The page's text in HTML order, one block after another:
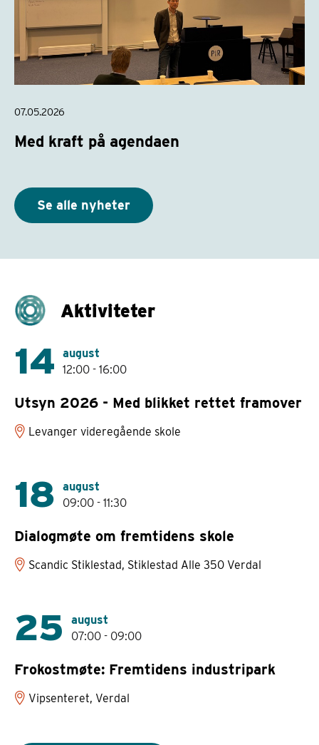
07.05.2026
Med kraft på agendaen
Se alle nyheter
Aktiviteter
14
august
12:00 - 16:00
Utsyn 2026 - Med blikket rettet framover
Levanger videregående skole
18
august
09:00 - 11:30
Dialogmøte om fremtidens skole
Scandic Stiklestad, Stiklestad Alle 350 Verdal
25
august
07:00 - 09:00
Frokostmøte: Fremtidens industripark
Vipsenteret, Verdal